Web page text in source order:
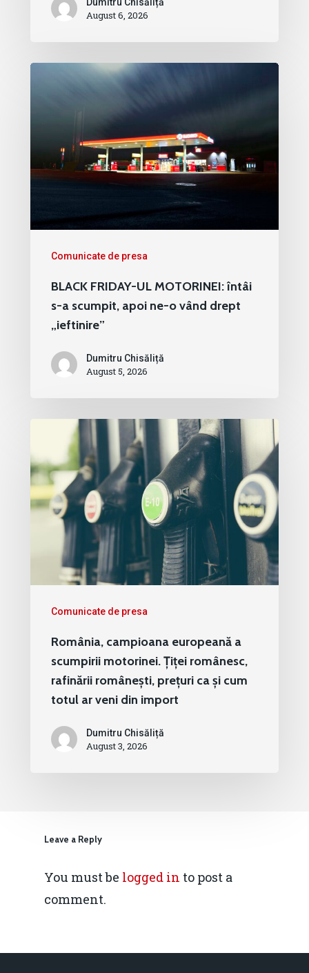
August 6, 2026
Comunicate de presa
BLACK FRIDAY-UL MOTORINEI: întâi
s-a scumpit, apoi ne-o vând drept
„ieftinire”
Dumitru Chisăliță
August 5, 2026
Comunicate de presa
România, campioana europeană a
scumpirii motorinei. Țiței românesc,
rafinării românești, prețuri ca și cum
totul ar veni din import
Dumitru Chisăliță
August 3, 2026
Leave a Reply
You must be logged in to post a
comment.